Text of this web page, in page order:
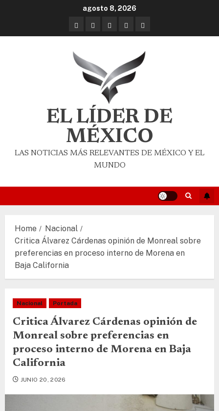
agosto 8, 2026
EL LÍDER DE
MÉXICO
LAS NOTICIAS MÁS RELEVANTES DE MÉXICO Y EL
MUNDO
Home
Nacional
Critica Álvarez Cárdenas opinión de Monreal sobre
preferencias en proceso interno de Morena en
Baja California
Nacional Portada
Critica Álvarez Cárdenas opinión de
Monreal sobre preferencias en
proceso interno de Morena en Baja
California
JUNIO 20, 2026